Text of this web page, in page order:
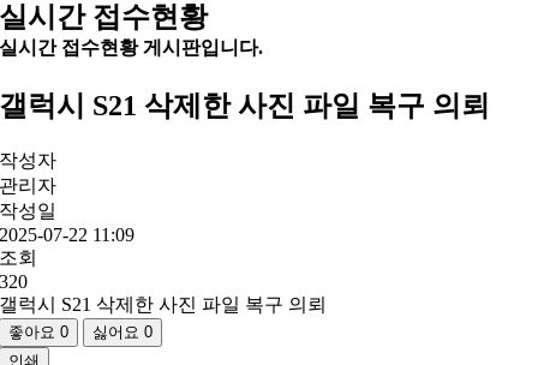
실시간 접수현황
실시간 접수현황 게시판입니다.
갤럭시 S21 삭제한 사진 파일 복구 의뢰
작성자
관리자
작성일
2025-07-22 11:09
조회
320
갤럭시 S21 삭제한 사진 파일 복구 의뢰
좋아요0 싫어요0
인쇄